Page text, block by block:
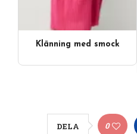
Videoinnehåll
Klänning med smock
DELA 0